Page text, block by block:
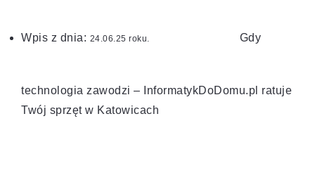
Wpis z dnia: roku. Gdy
technologia zawodzi – InformatykDoDomu.pl ratuje
Twój sprzęt w Katowicach